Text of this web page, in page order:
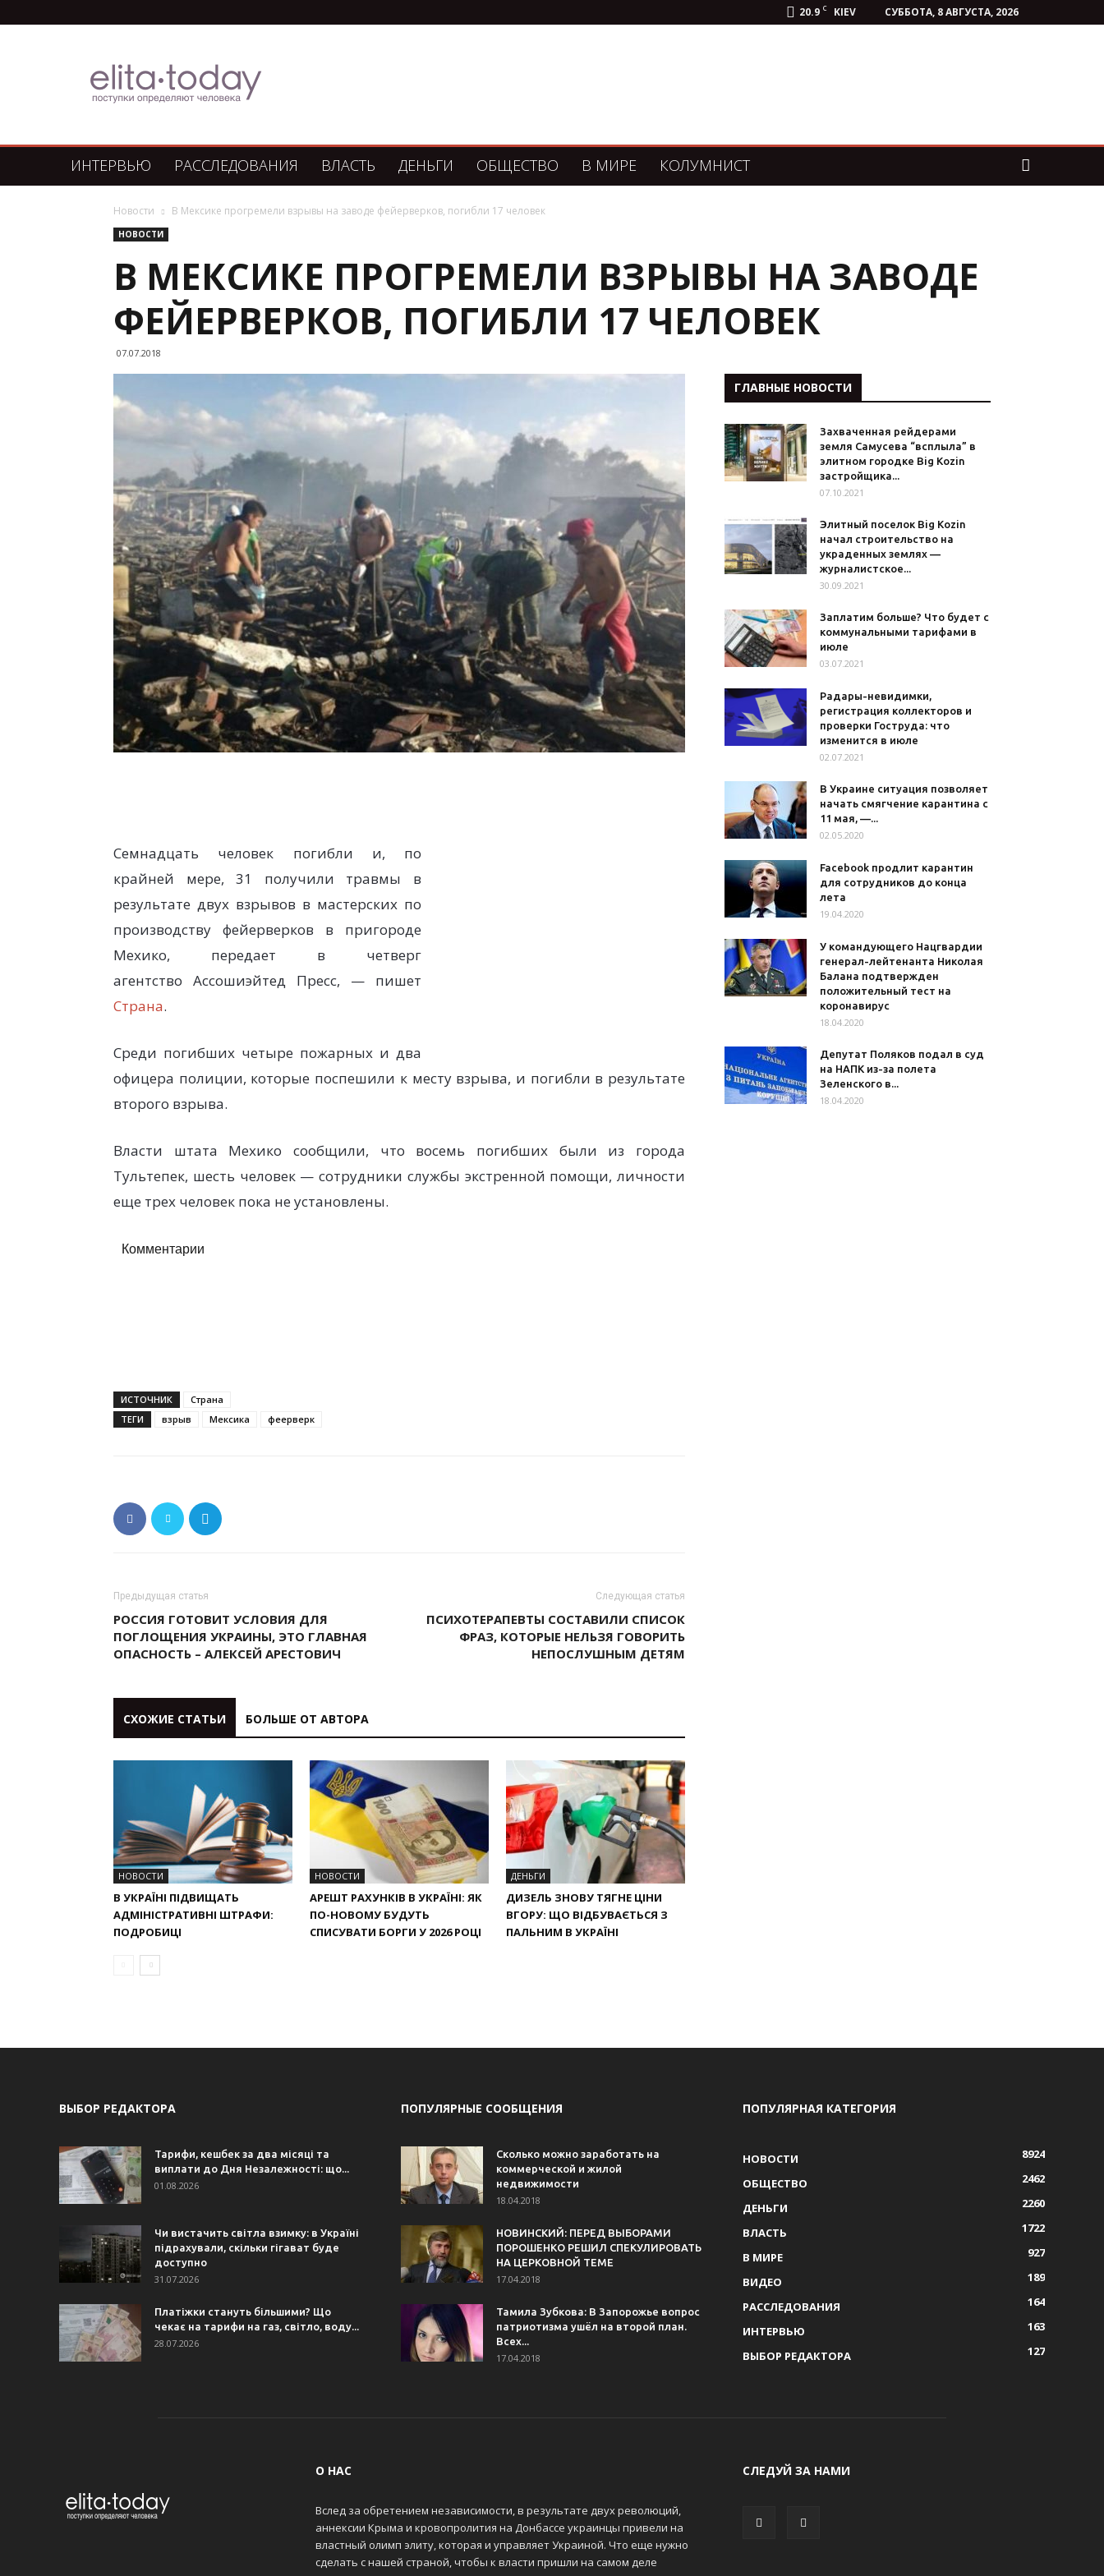
20.9 C KIEV СУББОТА, 8 АВГУСТА, 2026
Сегодня
ИНТЕРВЬЮ РАССЛЕДОВАНИЯ ВЛАСТЬ ДЕНЬГИ ОБЩЕСТВО В МИРЕ КОЛУМНИСТ
Новости В Мексике прогремели взрывы на заводе фейерверков, погибли 17 человек
НОВОСТИ
В МЕКСИКЕ ПРОГРЕМЕЛИ ВЗРЫВЫ НА ЗАВОДЕ
ФЕЙЕРВЕРКОВ, ПОГИБЛИ 17 ЧЕЛОВЕК
07.07.2018
Семнадцать человек погибли и, по
крайней мере, 31 получили травмы в
результате двух взрывов в мастерских по
производству фейерверков в пригороде
Мехико, передает в четверг
агентство Ассошиэйтед Пресс, — пишет
Страна.
Среди погибших четыре пожарных и два
офицера полиции, которые поспешили к месту взрыва, и погибли в результате
второго взрыва.
Власти штата Мехико сообщили, что восемь погибших были из города
Тультепек, шесть человек — сотрудники службы экстренной помощи, личности
еще трех человек пока не установлены.
Комментарии
ИСТОЧНИК
Страна
ТЕГИ
взрыв Мексика феерверк
Предыдущая статья
РОССИЯ ГОТОВИТ УСЛОВИЯ ДЛЯ
ПОГЛОЩЕНИЯ УКРАИНЫ, ЭТО ГЛАВНАЯ
ОПАСНОСТЬ – АЛЕКСЕЙ АРЕСТОВИЧ
Следующая статья
ПСИХОТЕРАПЕВТЫ СОСТАВИЛИ СПИСОК
ФРАЗ, КОТОРЫЕ НЕЛЬЗЯ ГОВОРИТЬ
НЕПОСЛУШНЫМ ДЕТЯМ
СХОЖИЕ СТАТЬИ БОЛЬШЕ ОТ АВТОРА
НОВОСТИ
В УКРАЇНІ ПІДВИЩАТЬ
АДМІНІСТРАТИВНІ ШТРАФИ:
ПОДРОБИЦІ
НОВОСТИ
АРЕШТ РАХУНКІВ В УКРАЇНІ: ЯК
ПО-НОВОМУ БУДУТЬ
СПИСУВАТИ БОРГИ У 2026 РОЦІ
ДЕНЬГИ
ДИЗЕЛЬ ЗНОВУ ТЯГНЕ ЦІНИ
ВГОРУ: ЩО ВІДБУВАЄТЬСЯ З
ПАЛЬНИМ В УКРАЇНІ
ГЛАВНЫЕ НОВОСТИ
Захваченная рейдерами
земля Самусева “всплыла” в
элитном городке Big Kozin
застройщика...
07.10.2021
Элитный поселок Big Kozin
начал строительство на
украденных землях —
журналистское...
30.09.2021
Заплатим больше? Что будет с
коммунальными тарифами в
июле
03.07.2021
Радары-невидимки,
регистрация коллекторов и
проверки Гоструда: что
изменится в июле
02.07.2021
В Украине ситуация позволяет
начать смягчение карантина с
11 мая, —...
02.05.2020
Facebook продлит карантин
для сотрудников до конца
лета
19.04.2020
У командующего Нацгвардии
генерал-лейтенанта Николая
Балана подтвержден
положительный тест на
коронавирус
18.04.2020
Депутат Поляков подал в суд
на НАПК из-за полета
Зеленского в...
18.04.2020
ВЫБОР РЕДАКТОРА
Тарифи, кешбек за два місяці та
виплати до Дня Незалежності: що...
01.08.2026
Чи вистачить світла взимку: в Україні
підрахували, скільки гігават буде
доступно
31.07.2026
Платіжки стануть більшими? Що
чекає на тарифи на газ, світло, воду...
28.07.2026
ПОПУЛЯРНЫЕ СООБЩЕНИЯ
Сколько можно заработать на
коммерческой и жилой
недвижимости
18.04.2018
НОВИНСКИЙ: ПЕРЕД ВЫБОРАМИ
ПОРОШЕНКО РЕШИЛ СПЕКУЛИРОВАТЬ
НА ЦЕРКОВНОЙ ТЕМЕ
17.04.2018
Тамила Зубкова: В Запорожье вопрос
патриотизма ушёл на второй план.
Всех...
17.04.2018
ПОПУЛЯРНАЯ КАТЕГОРИЯ
НОВОСТИ
8924
ОБЩЕСТВО
2462
ДЕНЬГИ
2260
ВЛАСТЬ
1722
В МИРЕ
927
ВИДЕО
189
РАССЛЕДОВАНИЯ
164
ИНТЕРВЬЮ
163
ВЫБОР РЕДАКТОРА
127
О НАС
Вслед за обретением независимости, в результате двух революций,
аннексии Крыма и кровопролития на Донбассе украинцы привели на
властный олимп элиту, которая и управляет Украиной. Что еще нужно
сделать с нашей страной, чтобы к власти пришли на самом деле
СЛЕДУЙ ЗА НАМИ